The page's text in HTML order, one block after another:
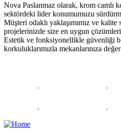
Nova Paslanmaz olarak, krom camlı
sektördeki lider konumumuzu
Müşteri odaklı yaklaşımımız ve kalite
projelerinizde size en uygun
Estetik ve fonksiyonellikle güvenliği
korkuluklarımızla mekanlarınıza